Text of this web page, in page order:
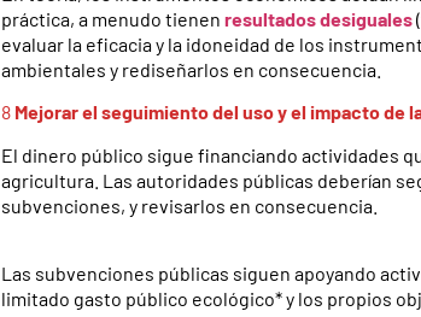
práctica, a menudo tienen resultadosdesiguales
evaluar la eficacia y la idoneidad de los
ambientales y rediseñarlos en consecuencia.
8 Mejorar el seguimiento del uso y el impacto
El dinero público sigue financiando actividades
agricultura. Las autoridades públicas deberían
subvenciones, y revisarlos en consecuencia.
Las subvenciones públicas siguen apoyando
limitado gasto público ecológico* y los propios